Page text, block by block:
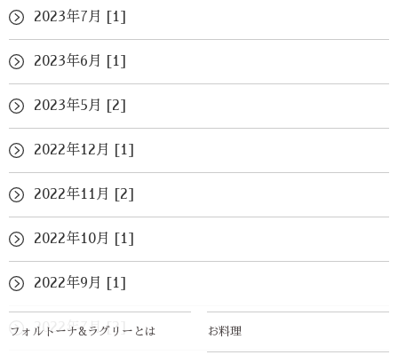
フォルトーナ&ラグリーとは お料理
2023年7月 [1]
2023年6月 [1]
2023年5月 [2]
2022年12月 [1]
2022年11月 [2]
2022年10月 [1]
2022年9月 [1]
2022年7月 [2]